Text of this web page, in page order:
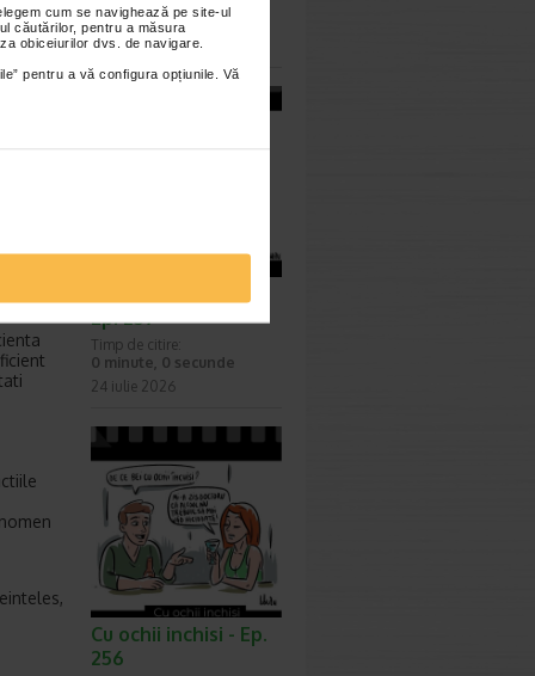
cum se navighează pe site-ul
căutărilor, pentru a măsura
obiceiurilor dvs. de navigare.
pentru a vă configura opțiunile. Vă
in
fizice,
Timp de citire:
0 minute, 0 secunde
31 iulie 2026
Surprize, surprize -
Ep. 257
Timp de citire:
0 minute, 0 secunde
24 iulie 2026
Cu ochii inchisi - Ep.
256